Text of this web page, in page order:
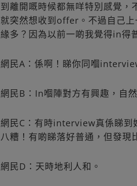
到離開嘅時候都無咩特別感覺，
就突然想收到offer。不過自己
緣多？因為以前一啲我覺得in得
網民A：係啊！睇你同嗰
網民B：In嗰陣對方有興趣，自
網民C：有時interview真係睇
八糟！有啲睇落好普通，但發現
網民D：天時地利人和。